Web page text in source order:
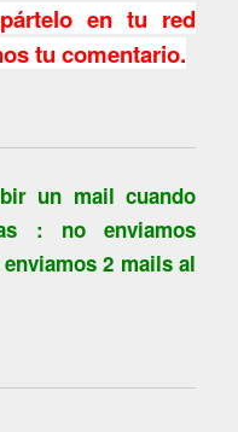
en tu red
tu comentario.
un mail cuando
: no enviamos
2 mails al